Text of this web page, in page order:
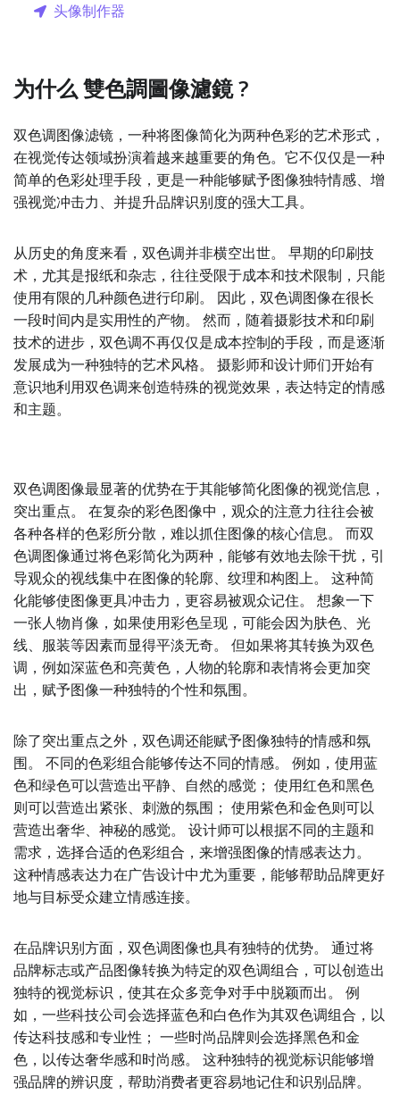
头像制作器
为什么 雙色調圖像濾鏡 ?
双色调图像滤镜，一种将图像简化为两种色彩的艺术形式，
在视觉传达领域扮演着越来越重要的角色。它不仅仅是一种
简单的色彩处理手段，更是一种能够赋予图像独特情感、增
强视觉冲击力、并提升品牌识别度的强大工具。
从历史的角度来看，双色调并非横空出世。 早期的印刷技
术，尤其是报纸和杂志，往往受限于成本和技术限制，只能
使用有限的几种颜色进行印刷。 因此，双色调图像在很长
一段时间内是实用性的产物。 然而，随着摄影技术和印刷
技术的进步，双色调不再仅仅是成本控制的手段，而是逐渐
发展成为一种独特的艺术风格。 摄影师和设计师们开始有
意识地利用双色调来创造特殊的视觉效果，表达特定的情感
和主题。
双色调图像最显著的优势在于其能够简化图像的视觉信息，
突出重点。 在复杂的彩色图像中，观众的注意力往往会被
各种各样的色彩所分散，难以抓住图像的核心信息。 而双
色调图像通过将色彩简化为两种，能够有效地去除干扰，引
导观众的视线集中在图像的轮廓、纹理和构图上。 这种简
化能够使图像更具冲击力，更容易被观众记住。 想象一下
一张人物肖像，如果使用彩色呈现，可能会因为肤色、光
线、服装等因素而显得平淡无奇。 但如果将其转换为双色
调，例如深蓝色和亮黄色，人物的轮廓和表情将会更加突
出，赋予图像一种独特的个性和氛围。
除了突出重点之外，双色调还能赋予图像独特的情感和氛
围。 不同的色彩组合能够传达不同的情感。 例如，使用蓝
色和绿色可以营造出平静、自然的感觉； 使用红色和黑色
则可以营造出紧张、刺激的氛围； 使用紫色和金色则可以
营造出奢华、神秘的感觉。 设计师可以根据不同的主题和
需求，选择合适的色彩组合，来增强图像的情感表达力。
这种情感表达力在广告设计中尤为重要，能够帮助品牌更好
地与目标受众建立情感连接。
在品牌识别方面，双色调图像也具有独特的优势。 通过将
品牌标志或产品图像转换为特定的双色调组合，可以创造出
独特的视觉标识，使其在众多竞争对手中脱颖而出。 例
如，一些科技公司会选择蓝色和白色作为其双色调组合，以
传达科技感和专业性； 一些时尚品牌则会选择黑色和金
色，以传达奢华感和时尚感。 这种独特的视觉标识能够增
强品牌的辨识度，帮助消费者更容易地记住和识别品牌。